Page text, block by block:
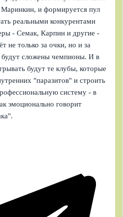
Маринкин, и формируется пул
реальными конкурентами
- Семак, Карпин и другие -
не только за очки, но и за
будут сложены чемпионы. И в
будут те клубы, которые
"паразитов" и строить
систему - в
эмоционально говорит